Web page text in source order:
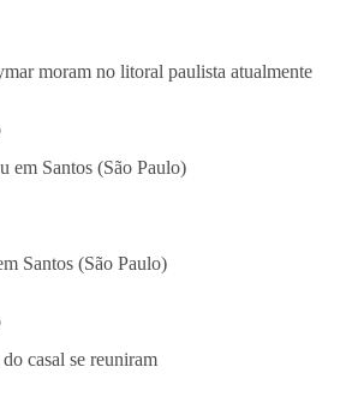
moram no litoral paulista atualmente
Santos (São Paulo)